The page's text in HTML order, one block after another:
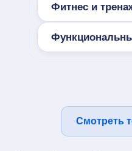
Фитнес и
Смотреть